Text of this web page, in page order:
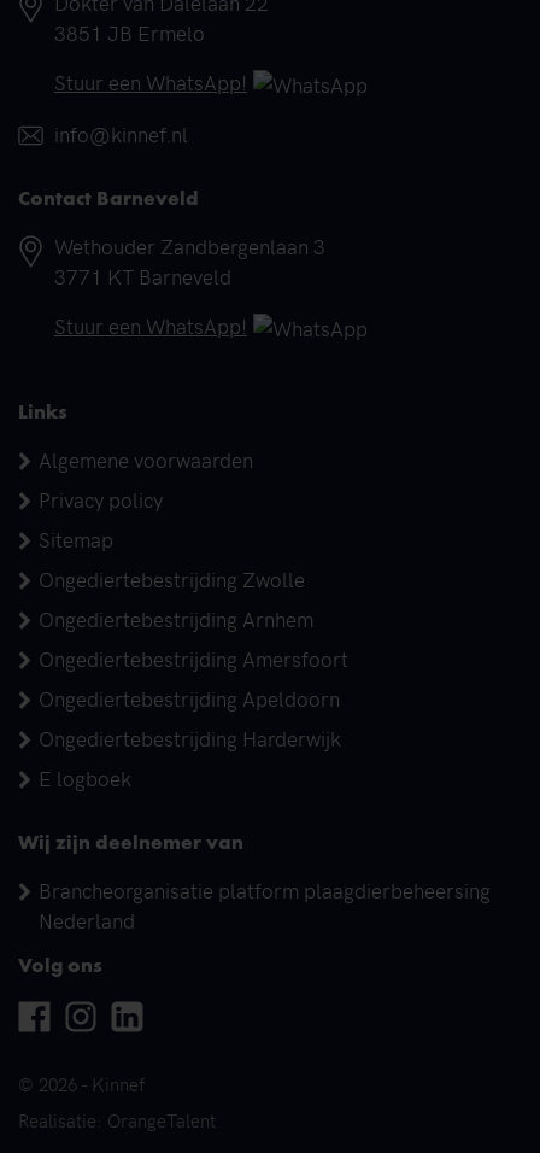
3851 JB Ermelo
Telefoonnummer
Stuur een WhatsApp!
E-mail
info@kinnef.nl
Contact Barneveld
Adres
Wethouder Zandbergenlaan 3
3771 KT Barneveld
Telefoonnummer
Stuur een WhatsApp!
Links
Algemene voorwaarden
Privacy policy
Sitemap
Ongediertebestrijding Zwolle
Ongediertebestrijding Arnhem
Ongediertebestrijding Amersfoort
Ongediertebestrijding Apeldoorn
Ongediertebestrijding Harderwijk
E logboek
Wij zijn deelnemer van
Brancheorganisatie platform plaagdierbeheersing
Nederland
Volg ons
Facebook
InstagramLinkedin
© 2026 - Kinnef
Realisatie: OrangeTalent